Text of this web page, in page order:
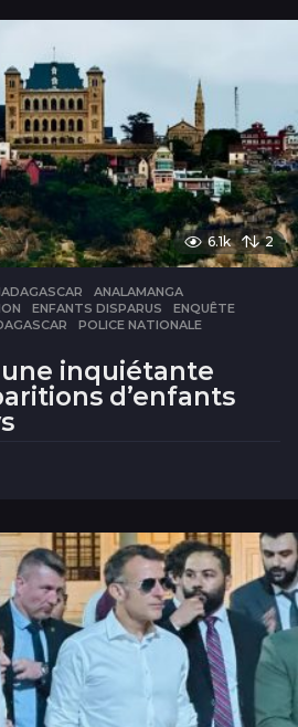
m
n
e
s
6.1k 2
,ANALAMANGA
,ENFANTS DISPARUS ,ENQUÊTE
,POLICE NATIONALE
une inquiétante
d’enfants